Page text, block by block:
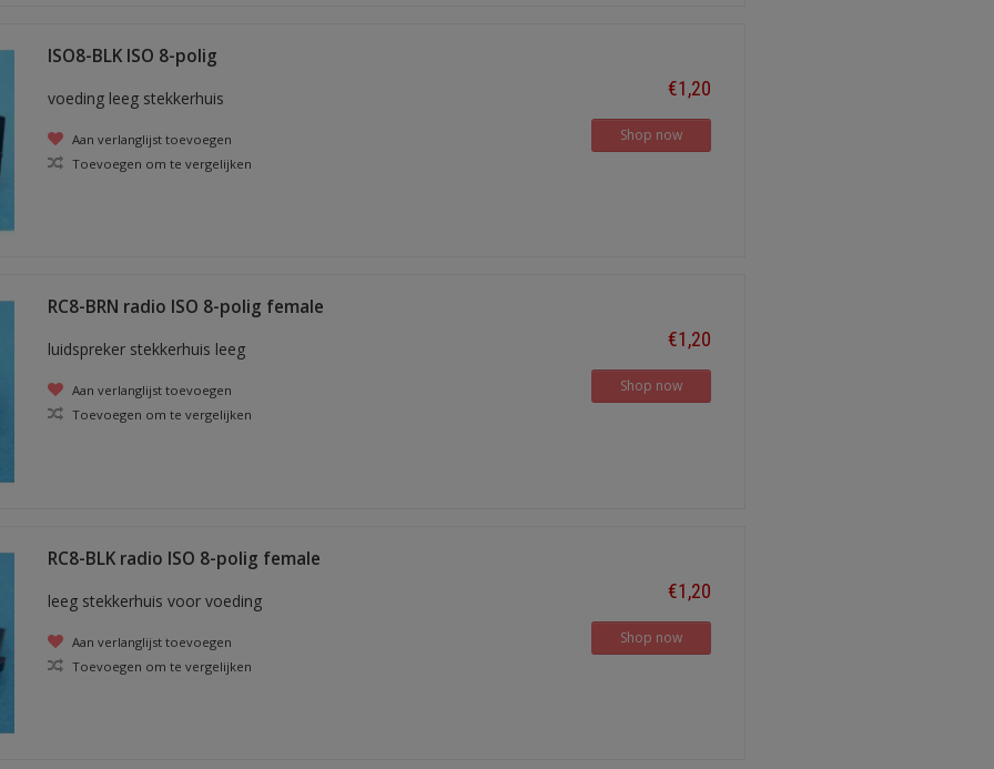
ISO8-BLK ISO 8-polig
voeding leeg stekkerhuis
Aan verlanglijst toevoegen
Toevoegen om te vergelijken
€1,20
Shop now
RC8-BRN radio ISO 8-polig female
luidspreker stekkerhuis leeg
Aan verlanglijst toevoegen
Toevoegen om te vergelijken
€1,20
Shop now
RC8-BLK radio ISO 8-polig female
leeg stekkerhuis voor voeding
Aan verlanglijst toevoegen
Toevoegen om te vergelijken
€1,20
Shop now